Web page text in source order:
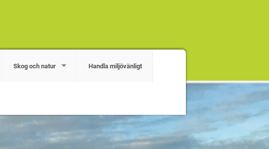
Skog och natur Handla miljövänligt